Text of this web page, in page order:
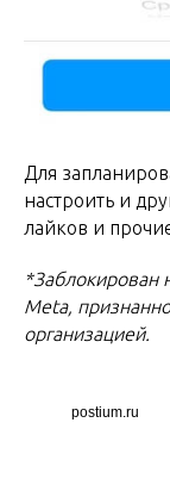
Для
настроить и
лайков и
*Заблокирован
Meta,
организацией.
postium.ru